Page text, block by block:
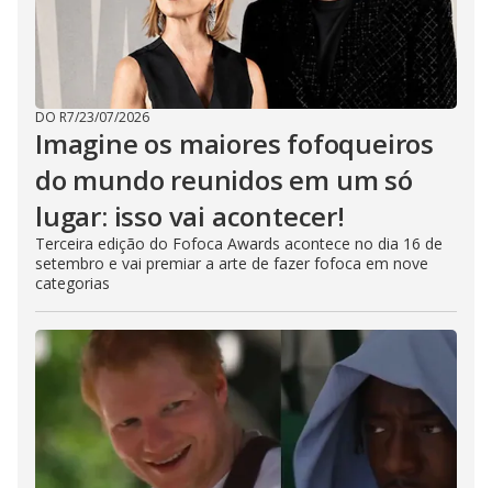
DO R7/23/07/2026
Imagine os maiores fofoqueiros
do mundo reunidos em um só
lugar: isso vai acontecer!
Terceira edição do Fofoca Awards acontece no dia 16 de
setembro e vai premiar a arte de fazer fofoca em nove
categorias